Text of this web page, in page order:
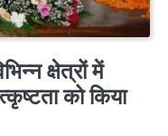
क्षेत्रों में
को किया